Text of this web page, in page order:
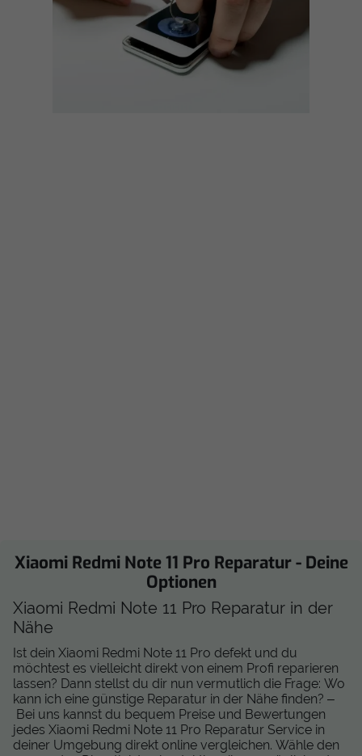
Xiaomi Redmi Note 11 Pro Reparatur - Deine
Optionen
Xiaomi Redmi Note 11 Pro Reparatur in der
Nähe
Ist dein Xiaomi Redmi Note 11 Pro defekt und du
möchtest es vielleicht direkt von einem Profi reparieren
lassen? Dann stellst du dir nun vermutlich die Frage: Wo
kann ich eine günstige Reparatur in der Nähe finden? –
Bei uns kannst du bequem Preise und Bewertungen
jedes Xiaomi Redmi Note 11 Pro Reparatur Service in
deiner Umgebung direkt online vergleichen. Wähle den